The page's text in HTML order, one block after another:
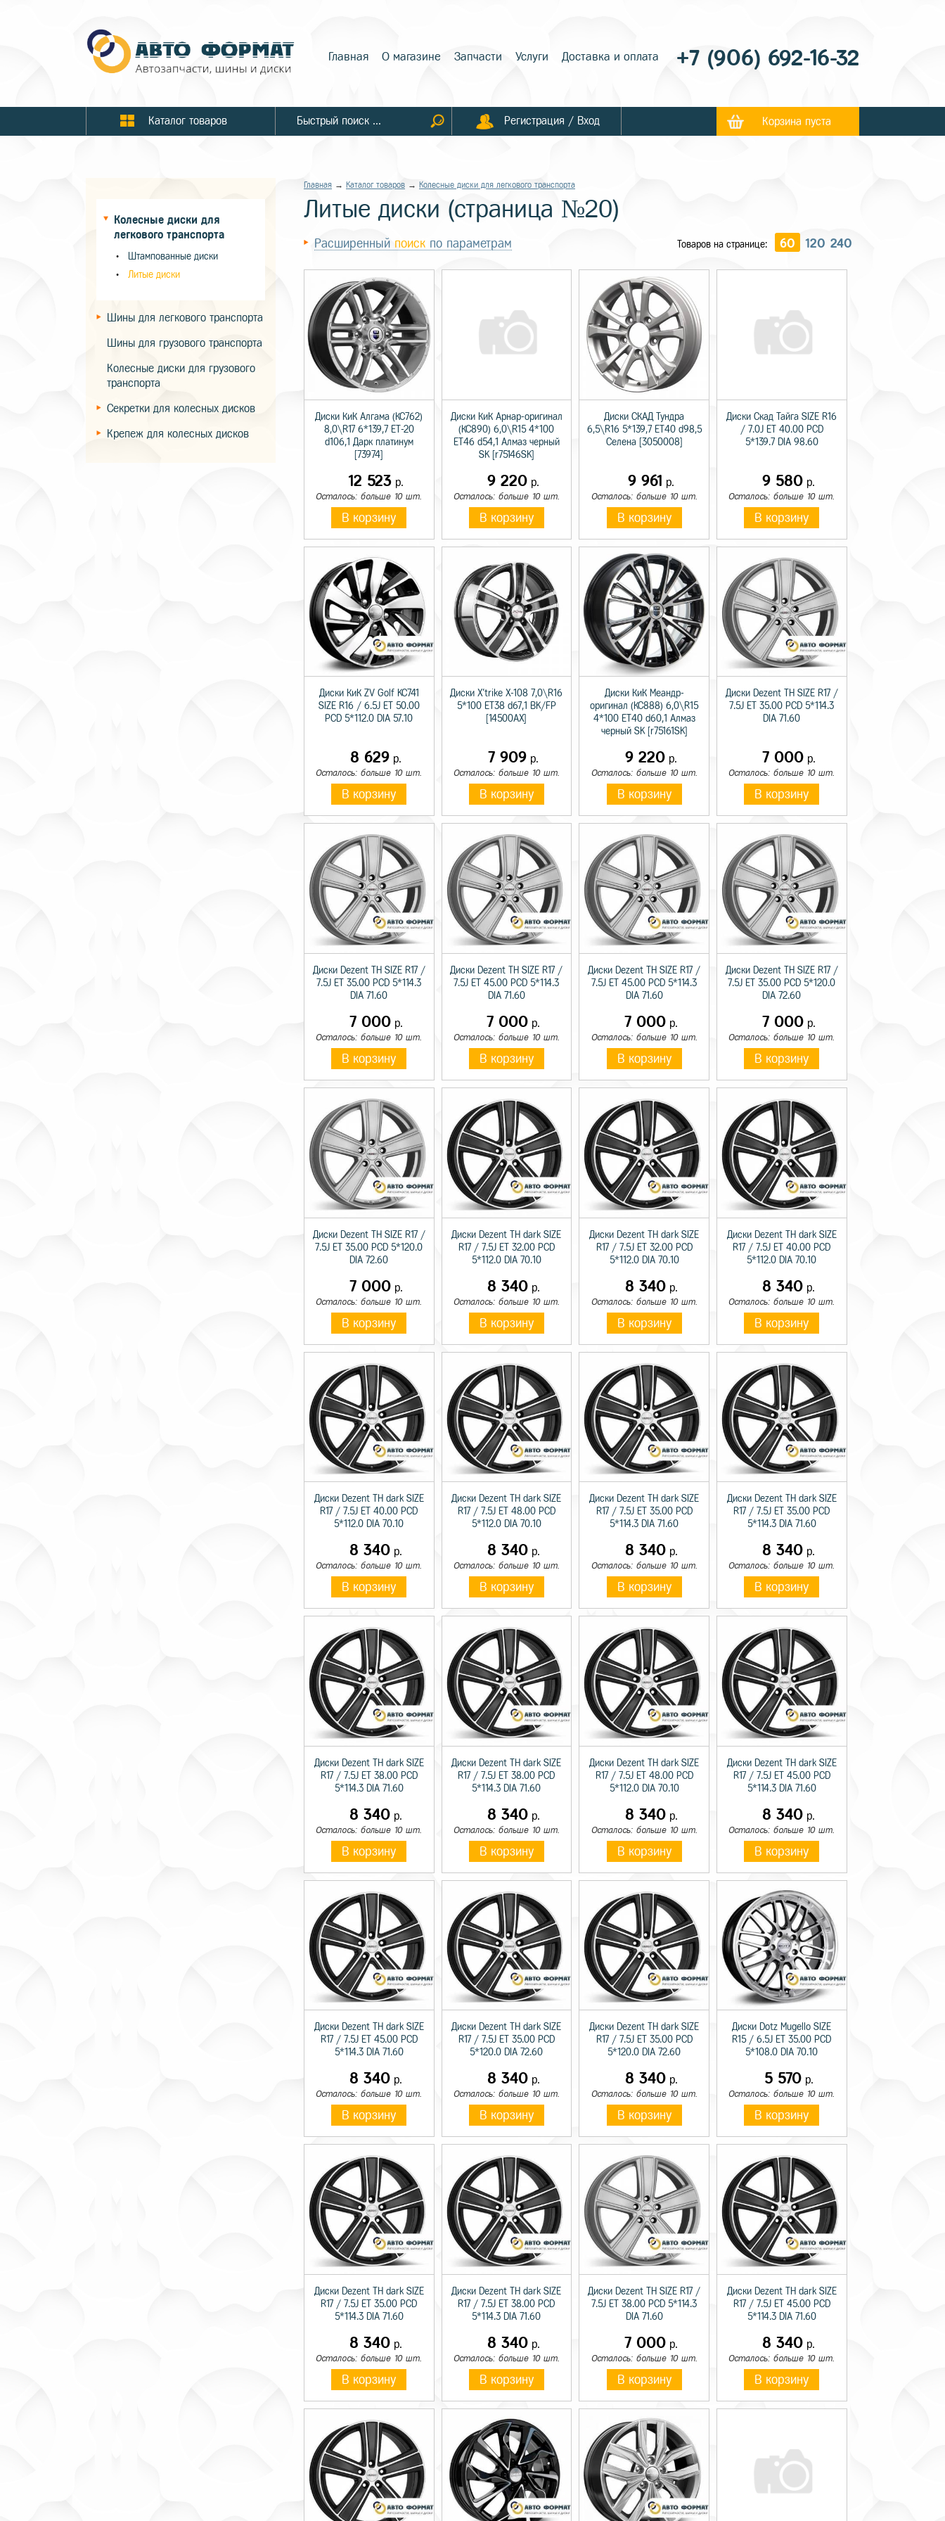
Главная О магазине Запчасти Услуги Доставка и оплата +7 (906) 692-16-32
Каталог товаров Регистрация / Вход Корзина пуста
Колесные диски для
легкового транспорта
Штампованные диски
Литые диски
Шины для легкового транспорта
Шины для грузового транспорта
Колесные диски для грузового
транспорта
Секретки для колесных дисков
Крепеж для колесных дисков
Главная → Каталог товаров → Колесные диски для легкового транспорта
Литые диски (страница №20)
Расширенный поиск по параметрам Товаров на странице: 60 120 240
Диски КиК Алгама (КС762)
8,0\R17 6*139,7 ET-20
d106,1 Дарк платинум
[73974]
12 523 р.
Осталось: больше 10 шт.
В корзину
Диски КиК Арнар-оригинал
(КС890) 6,0\R15 4*100
ET46 d54,1 Алмаз черный
SK [r75146SK]
9 220 р.
Осталось: больше 10 шт.
В корзину
Диски СКАД Тундра
6,5\R16 5*139,7 ET40 d98,5
Селена [3050008]
9 961 р.
Осталось: больше 10 шт.
В корзину
Диски Скад Тайга SIZE R16
/ 7.0J ET 40.00 PCD
5*139.7 DIA 98.60
9 580 р.
Осталось: больше 10 шт.
В корзину
Диски КиК ZV Golf KC741
SIZE R16 / 6.5J ET 50.00
PCD 5*112.0 DIA 57.10
8 629 р.
Осталось: больше 10 шт.
В корзину
Диски X'trike X-108 7,0\R16
5*100 ET38 d67,1 BK/FP
[14500AX]
7 909 р.
Осталось: больше 10 шт.
В корзину
Диски КиК Меандр-
оригинал (КС888) 6,0\R15
4*100 ET40 d60,1 Алмаз
черный SK [r75161SK]
9 220 р.
Осталось: больше 10 шт.
В корзину
Диски Dezent TH SIZE R17 /
7.5J ET 35.00 PCD 5*114.3
DIA 71.60
7 000р.
Осталось: больше 10 шт.
В корзину
Диски Dezent TH SIZE R17 /
7.5J ET 35.00 PCD 5*114.3
DIA 71.60
7 000р.
Осталось: больше 10 шт.
В корзину
Диски Dezent TH SIZE R17 /
7.5J ET 45.00 PCD 5*114.3
DIA 71.60
7 000 р.
Осталось: больше 10 шт.
В корзину
Диски Dezent TH SIZE R17 /
7.5J ET 45.00 PCD 5*114.3
DIA 71.60
7 000 р.
Осталось: больше 10 шт.
В корзину
Диски Dezent TH SIZE R17 /
7.5J ET 35.00 PCD 5*120.0
DIA 72.60
7 000р.
Осталось: больше 10 шт.
В корзину
Диски Dezent TH SIZE R17 /
7.5J ET 35.00 PCD 5*120.0
DIA 72.60
7 000р.
Осталось: больше 10 шт.
В корзину
Диски Dezent TH dark SIZE
R17 / 7.5J ET 32.00 PCD
5*112.0 DIA 70.10
8 340р.
Осталось: больше 10 шт.
В корзину
Диски Dezent TH dark SIZE
R17 / 7.5J ET 32.00 PCD
5*112.0 DIA 70.10
8 340р.
Осталось: больше 10 шт.
В корзину
Диски Dezent TH dark SIZE
R17 / 7.5J ET 40.00 PCD
5*112.0 DIA 70.10
8 340 р.
Осталось: больше 10 шт.
В корзину
Диски Dezent TH dark SIZE
R17 / 7.5J ET 40.00 PCD
5*112.0 DIA 70.10
8 340 р.
Осталось: больше 10 шт.
В корзину
Диски Dezent TH dark SIZE
R17 / 7.5J ET 48.00 PCD
5*112.0 DIA 70.10
8 340р.
Осталось: больше 10 шт.
В корзину
Диски Dezent TH dark SIZE
R17 / 7.5J ET 35.00 PCD
5*114.3 DIA 71.60
8 340р.
Осталось: больше 10 шт.
В корзину
Диски Dezent TH dark SIZE
R17 / 7.5J ET 35.00 PCD
5*114.3 DIA 71.60
8 340 р.
Осталось: больше 10 шт.
В корзину
Диски Dezent TH dark SIZE
R17 / 7.5J ET 38.00 PCD
5*114.3 DIA 71.60
8 340 р.
Осталось: больше 10 шт.
В корзину
Диски Dezent TH dark SIZE
R17 / 7.5J ET 38.00 PCD
5*114.3 DIA 71.60
8 340р.
Осталось: больше 10 шт.
В корзину
Диски Dezent TH dark SIZE
R17 / 7.5J ET 48.00 PCD
5*112.0 DIA 70.10
8 340р.
Осталось: больше 10 шт.
В корзину
Диски Dezent TH dark SIZE
R17 / 7.5J ET 45.00 PCD
5*114.3 DIA 71.60
8 340 р.
Осталось: больше 10 шт.
В корзину
Диски Dezent TH dark SIZE
R17 / 7.5J ET 45.00 PCD
5*114.3 DIA 71.60
8 340 р.
Осталось: больше 10 шт.
В корзину
Диски Dezent TH dark SIZE
R17 / 7.5J ET 35.00 PCD
5*120.0 DIA 72.60
8 340р.
Осталось: больше 10 шт.
В корзину
Диски Dezent TH dark SIZE
R17 / 7.5J ET 35.00 PCD
5*120.0 DIA 72.60
8 340р.
Осталось: больше 10 шт.
В корзину
Диски Dotz Mugello SIZE
R15 / 6.5J ET 35.00 PCD
5*108.0 DIA 70.10
5 570р.
Осталось: больше 10 шт.
В корзину
Диски Dezent TH dark SIZE
R17 / 7.5J ET 35.00 PCD
5*114.3 DIA 71.60
8 340 р.
Осталось: больше 10 шт.
В корзину
Диски Dezent TH dark SIZE
R17 / 7.5J ET 38.00 PCD
5*114.3 DIA 71.60
8 340р.
Осталось: больше 10 шт.
В корзину
Диски Dezent TH SIZE R17 /
7.5J ET 38.00 PCD 5*114.3
DIA 71.60
7 000 р.
Осталось: больше 10 шт.
В корзину
Диски Dezent TH dark SIZE
R17 / 7.5J ET 45.00 PCD
5*114.3 DIA 71.60
8 340 р.
Осталось: больше 10 шт.
В корзину